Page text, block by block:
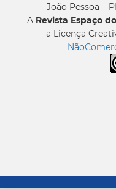
João Pessoa –
A Revista Espaço
a Licença